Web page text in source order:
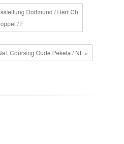
Dortmund / Herr Ch
/ F
Coursing Oude Pekela / NL »